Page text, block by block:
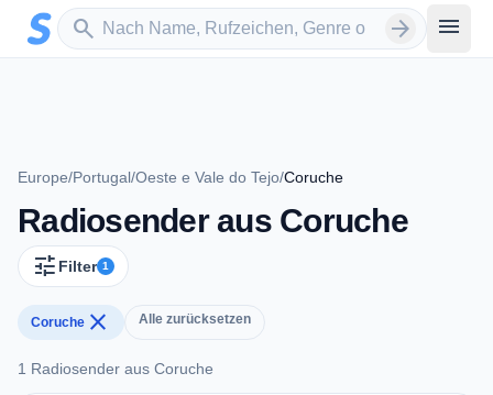
Zum Hauptinhalt springen
search
Sender suchen arrow_forward menu
Europe/Portugal/Oeste e Vale do Tejo/Coruche
Radiosender aus Coruche
tune Filter 1
Coruche close Alle zurücksetzen
1 Radiosender aus Coruche